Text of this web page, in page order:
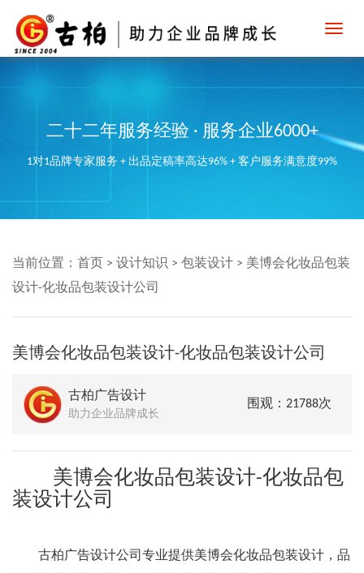
二十二年服务经验 · 服务企业6000+
1对1品牌专家服务 + 出品定稿率高达96% + 客户服务满意度99%
当前位置： 首页 > 设计知识 > 包装设计 > 美博会化妆品包装
设计-化妆品包装设计公司
美博会化妆品包装设计-化妆品包装设计公司
古柏广告设计
助力企业品牌成长
围观：21788次
美博会化妆品包装设计-化妆品包
装设计公司
古柏广告设计公司专业提供美博会化妆品包装设计，品